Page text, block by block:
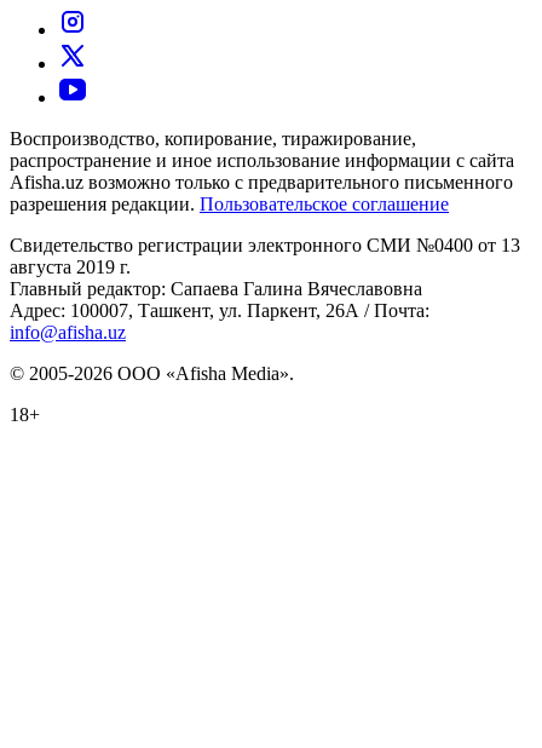
Воспроизводство, копирование, тиражирование,
распространение и иное использование информации с сайта
Afisha.uz возможно только с предварительного письменного
разрешения редакции. Пользовательское соглашение
Свидетельство регистрации электронного СМИ №0400 от 13
августа 2019 г.
Главный редактор: Сапаева Галина Вячеславовна
Адрес: 100007, Ташкент, ул. Паркент, 26А / Почта:
info@afisha.uz
© 2005-2026 ООО «Afisha Media».
18+